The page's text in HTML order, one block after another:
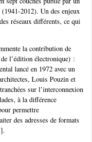
(1941-2012). Un des enjeux
réseaux différents, ce qui
la contribution de
l’édition électronique) :
lancé en 1972 avec un
Louis Pouzin et
sur l’interconnexion
à la différence
permettre
des adresses de formats
].